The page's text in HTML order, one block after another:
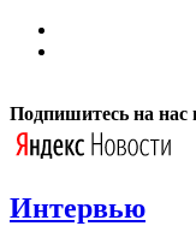
Подпишитесь на нас
Интервью